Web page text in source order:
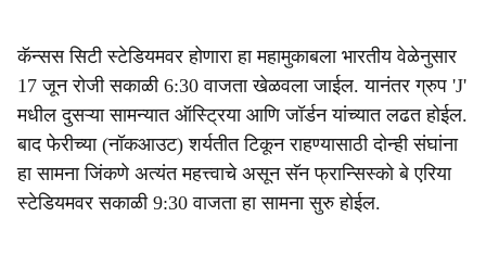
कॅन्सस सिटी स्टेडियमवर होणारा हा महामुकाबला भारतीय वेळेनुसार
17 जून रोजी सकाळी 6:30 वाजता खेळवला जाईल. यानंतर ग्रुप 'J'
मधील दुसऱ्या सामन्यात ऑस्ट्रिया आणि जॉर्डन यांच्यात लढत होईल.
बाद फेरीच्या (नॉकआउट) शर्यतीत टिकून राहण्यासाठी दोन्ही संघांना
हा सामना जिंकणे अत्यंत महत्त्वाचे असून सॅन फ्रान्सिस्को बे एरिया
स्टेडियमवर सकाळी 9:30 वाजता हा सामना सुरु होईल.